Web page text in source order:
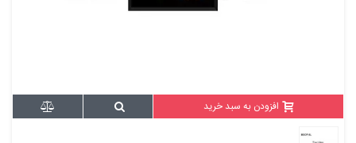
افزودن به سبد خرید